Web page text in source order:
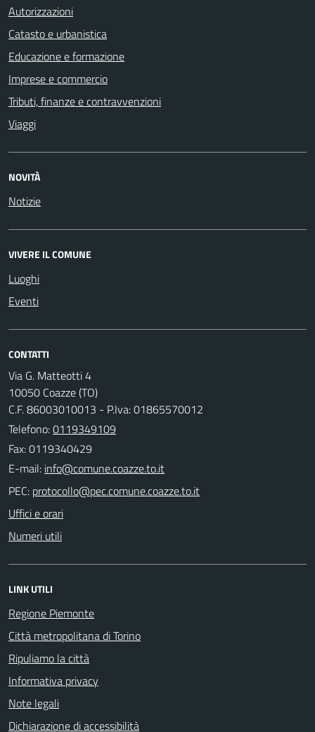
Autorizzazioni
Catasto e urbanistica
Educazione e formazione
Imprese e commercio
Tributi, finanze e contravvenzioni
Viaggi
NOVITÀ
Notizie
VIVERE IL COMUNE
Luoghi
Eventi
CONTATTI
Via G. Matteotti 4
10050 Coazze (TO)
C.F. 86003010013 - P.Iva: 01865570012
Telefono:0119349109
Fax: 0119340429
E-mail:
PEC:
Uffici e orari
Numeri utili
LINK UTILI
Regione Piemonte
Città metropolitana di Torino
Ripuliamo la città
Informativa privacy
Note legali
Dichiarazione di accessibilità